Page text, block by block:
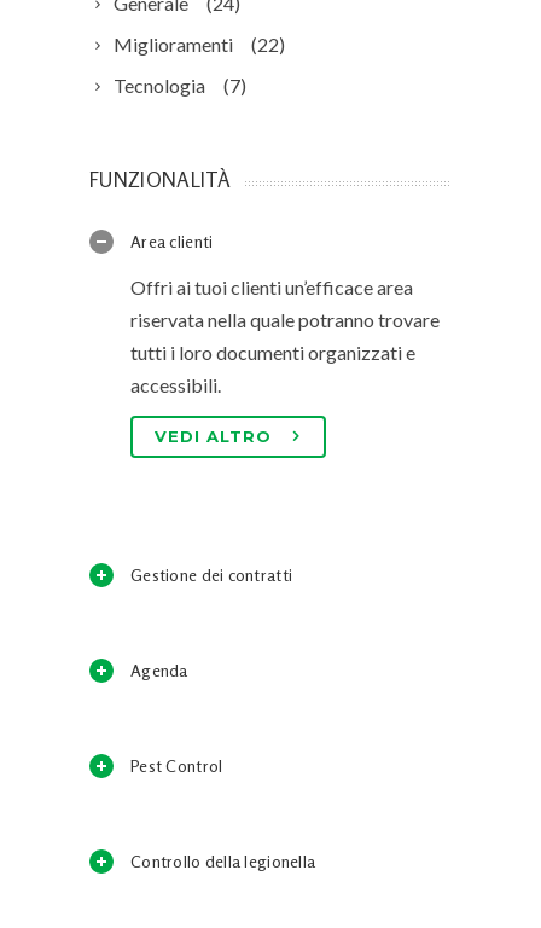
Miglioramenti
(22)
Tecnologia
(7)
FUNZIONALITÀ
Area clienti
Offri ai tuoi clienti un’efficace area
riservata nella quale potranno trovare
tutti i loro documenti organizzati e
accessibili.
VEDI ALTRO
Gestione dei contratti
Agenda
Pest Control
Controllo della legionella